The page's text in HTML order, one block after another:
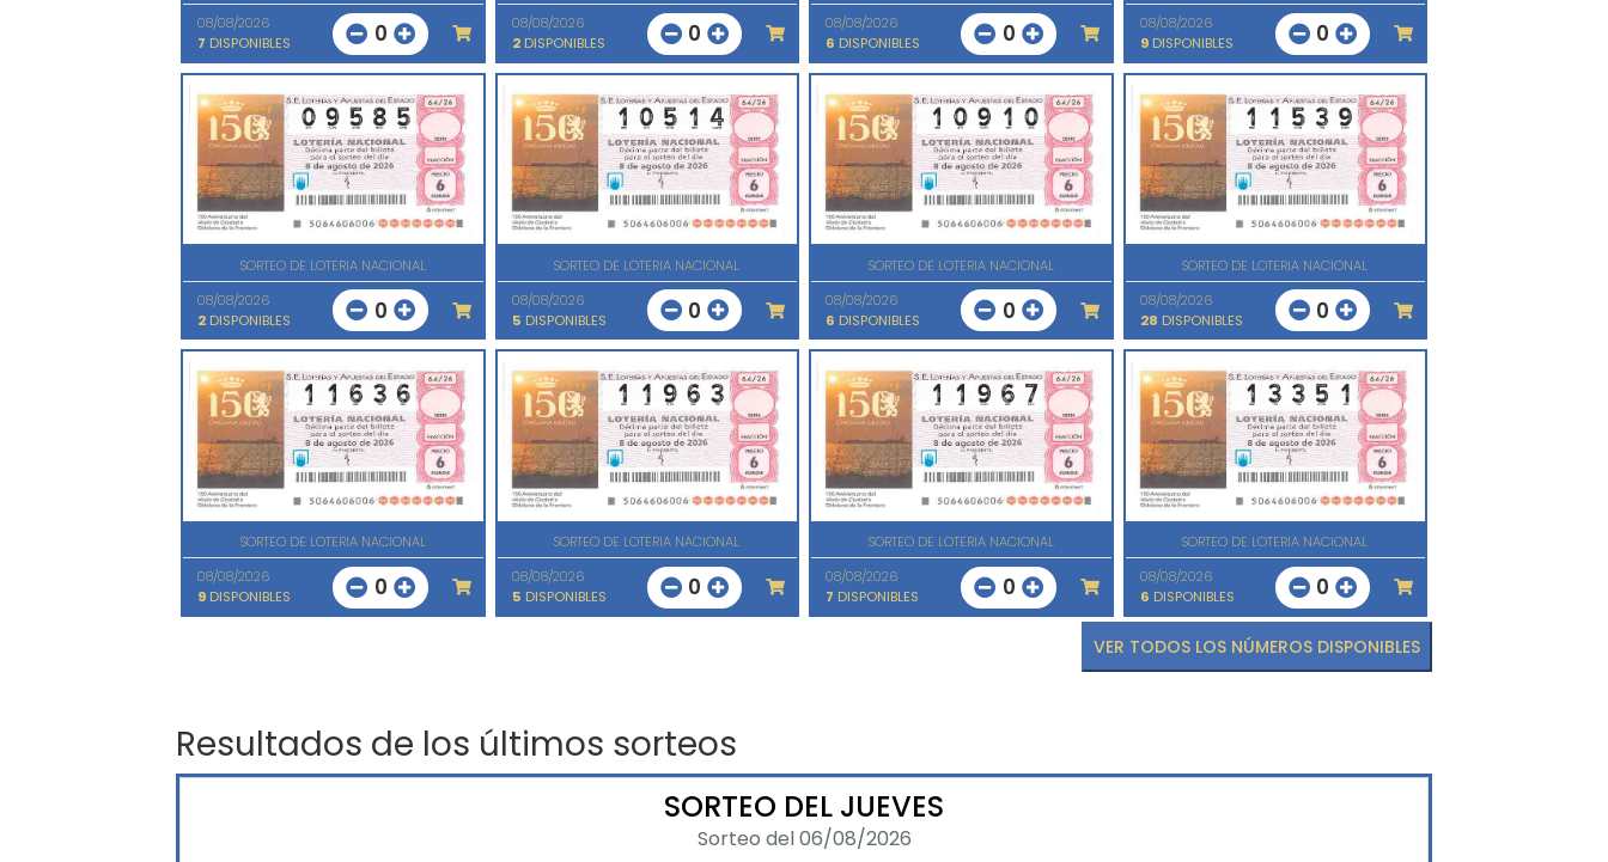
08/08/2026
7 DISPONIBLES 0
08/08/2026
2DISPONIBLES 0
08/08/2026
6 DISPONIBLES 0
08/08/2026
9DISPONIBLES 0
SORTEO DE LOTERIA NACIONAL
08/08/2026
2 DISPONIBLES 0
SORTEO DE LOTERIA NACIONAL
08/08/2026
5 DISPONIBLES 0
SORTEO DE LOTERIA NACIONAL
08/08/2026
6 DISPONIBLES 0
SORTEO DE LOTERIA NACIONAL
08/08/2026
28 DISPONIBLES 0
SORTEO DE LOTERIA NACIONAL
08/08/2026
9 DISPONIBLES 0
SORTEO DE LOTERIA NACIONAL
08/08/2026
5 DISPONIBLES 0
SORTEO DE LOTERIA NACIONAL
08/08/2026
7 DISPONIBLES 0
SORTEO DE LOTERIA NACIONAL
08/08/2026
6 DISPONIBLES 0
VER TODOS LOS NÚMEROS DISPONIBLES
Resultados de los últimos sorteos
SORTEO DEL JUEVES
Sorteo del 06/08/2026